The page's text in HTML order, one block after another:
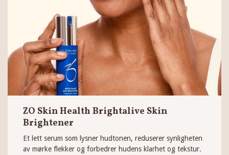
ZO Skin Health Brightalive Skin
Brightener
Et lett serum som lysner hudtonen, reduserer synligheten
av mørke flekker og forbedrer hudens klarhet og tekstur.